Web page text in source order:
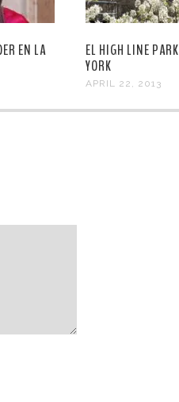
EN LA
EL HIGH LINE
YORK
APRIL 22, 2013